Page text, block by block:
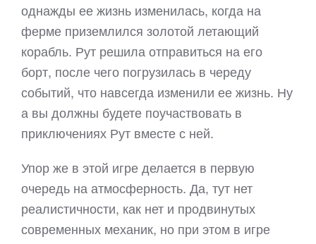
однажды ее жизнь изменилась, когда на
ферме приземлился золотой летающий
корабль. Рут решила отправиться на его
борт, после чего погрузилась в череду
событий, что навсегда изменили ее жизнь. Ну
а вы должны будете поучаствовать в
приключениях Рут вместе с ней.
Упор же в этой игре делается в первую
очередь на атмосферность. Да, тут нет
реалистичности, как нет и продвинутых
современных механик, но при этом в игре